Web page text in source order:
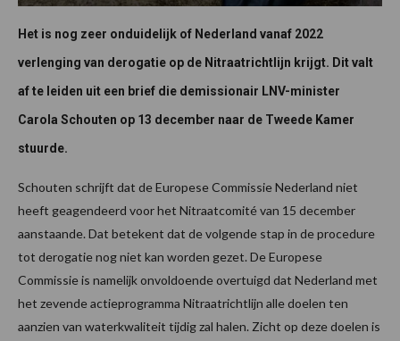
Het is nog zeer onduidelijk of Nederland vanaf 2022
verlenging van derogatie op de Nitraatrichtlijn krijgt. Dit valt
af te leiden uit een brief die demissionair LNV-minister
Carola Schouten op 13 december naar de Tweede Kamer
stuurde.
Schouten schrijft dat de Europese Commissie Nederland niet
heeft geagendeerd voor het Nitraatcomité van 15 december
aanstaande. Dat betekent dat de volgende stap in de procedure
tot derogatie nog niet kan worden gezet. De Europese
Commissie is namelijk onvoldoende overtuigd dat Nederland met
het zevende actieprogramma Nitraatrichtlijn alle doelen ten
aanzien van waterkwaliteit tijdig zal halen. Zicht op deze doelen is